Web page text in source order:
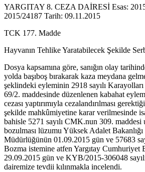
YARGITAY 8. CEZA DAİRESİ Esas:
2015/24187 Tarih: 09.11.2015
TCK 177. Madde
Hayvanın Tehlike Yaratabilecek Şekilde
Dosya kapsamına göre, sanığın olay
yolda başıboş bırakarak kaza meydana
şeklindeki eyleminin 2918 sayılı
69/2. maddesinde düzenlenen kabahat
cezası yaptırımıyla cezalandırılması
şekilde mahkûmiyetine karar verilmesinde
bahisle 5271 sayılı CMK.nun 309. maddesi
bozulması lüzumu Yüksek Adalet
Müdürlüğünün 01.09.2015 gün ve 57683
Bozma istemine atfen Yargıtay Cumhuriyet
29.09.2015 gün ve KYB/2015-306048
dairemize tevdii kılınmakla incelendi.